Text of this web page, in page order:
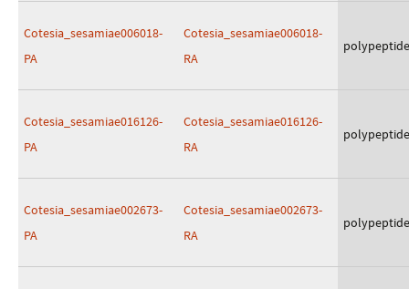
Cotesia_sesamiae006018-
PA
Cotesia_sesamiae006018-
RA
polypeptide
Cotesia_sesamiae016126-
PA
Cotesia_sesamiae016126-
RA
polypeptide
Cotesia_sesamiae002673-
PA
Cotesia_sesamiae002673-
RA
polypeptide